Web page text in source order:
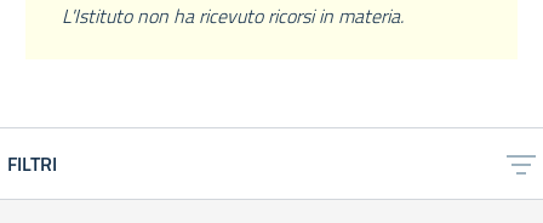
L'Istituto non ha ricevuto ricorsi in materia.
FILTRI